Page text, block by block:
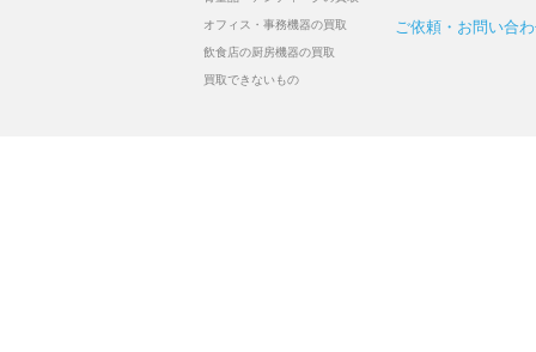
オフィス・事務機器の買取
飲食店の厨房機器の買取
買取できないもの
ご依頼・お問い合